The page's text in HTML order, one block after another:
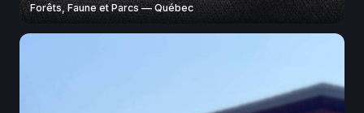
Forêts, Faune et Parcs — Québec